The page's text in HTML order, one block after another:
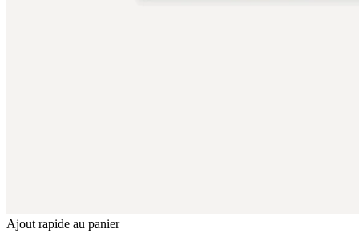
Ajout rapide au panier